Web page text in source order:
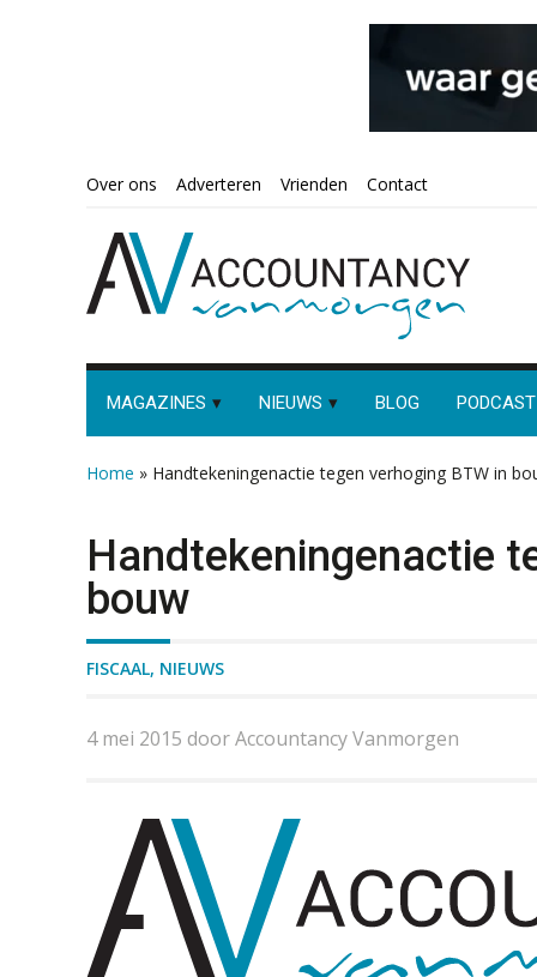
hoofdnavigatie
Over ons Adverteren Vrienden Contact
MAGAZINES NIEUWS BLOG PODCAST
Home » Handtekeningenactie tegen verhoging BTW in
Handtekeningenactie
bouw
FISCAAL, NIEUWS
4 mei 2015 door Accountancy Vanmorgen